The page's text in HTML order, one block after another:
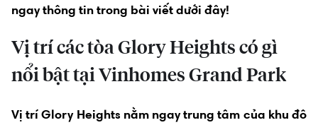
ngay thông tin trong bài viết dưới đây!
Vị trí các tòa Glory Heights có gì
nổi bật tại Vinhomes Grand Park
Vị trí Glory Heights nằm ngay trung tâm của khu đô